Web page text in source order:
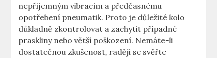
nepříjemným vibracím a předčasnému
opotřebení pneumatik. Proto je důležité kolo
důkladně zkontrolovat a zachytit případné
praskliny nebo větší poškození. Nemáte-li
dostatečnou zkušenost, raději se svěřte